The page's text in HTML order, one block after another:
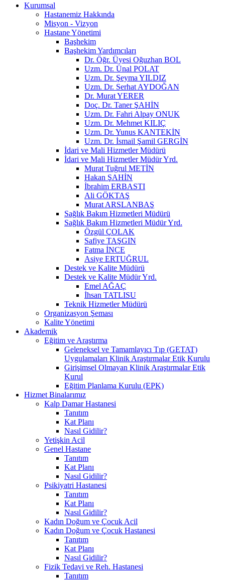
Kurumsal
Hastanemiz Hakkında
Misyon - Vizyon
Hastane Yönetimi
Başhekim
Başhekim Yardımcıları
Dr. Öğr. Üyesi Oğuzhan BOL
Uzm. Dr. Ünal POLAT
Uzm. Dr. Şeyma YILDIZ
Uzm. Dr. Serhat AYDOĞAN
Dr. Murat YERER
Doç. Dr. Taner ŞAHİN
Uzm. Dr. Fahri Alpay ONUK
Uzm. Dr. Mehmet KILIÇ
Uzm. Dr. Yunus KANTEKİN
Uzm. Dr. İsmail Şamil GERGİN
İdari ve Mali Hizmetler Müdürü
İdari ve Mali Hizmetler Müdür Yrd.
Murat Tuğrul METİN
Hakan ŞAHİN
İbrahim ERBASTI
Ali GÖKTAŞ
Murat ARSLANBAŞ
Sağlık Bakım Hizmetleri Müdürü
Sağlık Bakım Hizmetleri Müdür Yrd.
Özgül ÇOLAK
Safiye TAŞGIN
Fatma İNCE
Asiye ERTUĞRUL
Destek ve Kalite Müdürü
Destek ve Kalite Müdür Yrd.
Emel AĞAÇ
İhsan TATLISU
Teknik Hizmetler Müdürü
Organizasyon Şeması
Kalite Yönetimi
Akademik
Eğitim ve Araştırma
Geleneksel ve Tamamlayıcı Tıp (GETAT)
Uygulamaları Klinik Araştırmalar Etik Kurulu
Girişimsel Olmayan Klinik Araştırmalar Etik
Kurul
Eğitim Planlama Kurulu (EPK)
Hizmet Binalarımız
Kalp Damar Hastanesi
Tanıtım
Kat Planı
Nasıl Gidilir?
Yetişkin Acil
Genel Hastane
Tanıtım
Kat Planı
Nasıl Gidilir?
Psikiyatri Hastanesi
Tanıtım
Kat Planı
Nasıl Gidilir?
Kadın Doğum ve Çocuk Acil
Kadın Doğum ve Çocuk Hastanesi
Tanıtım
Kat Planı
Nasıl Gidilir?
Fizik Tedavi ve Reh. Hastanesi
Tanıtım